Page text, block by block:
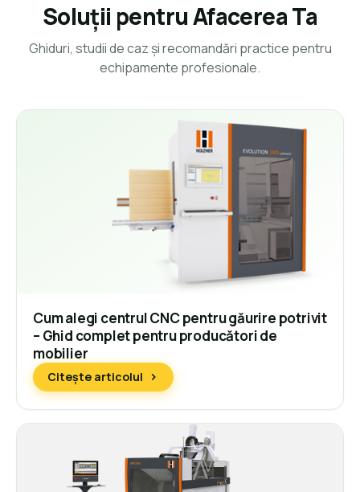
Soluții pentru Afacerea Ta
Ghiduri, studii de caz și recomandări practice pentru
echipamente profesionale.
Cum alegi centrul CNC pentru găurire potrivit
– Ghid complet pentru producători de
mobilier
Citește articolul